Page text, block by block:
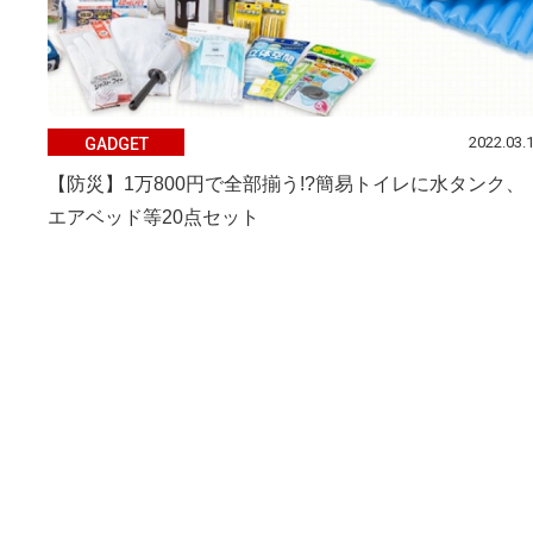
GADGET
【防災】1万800円で全部揃う!?簡易トイレに水タンク、
エアベッド等20点セット